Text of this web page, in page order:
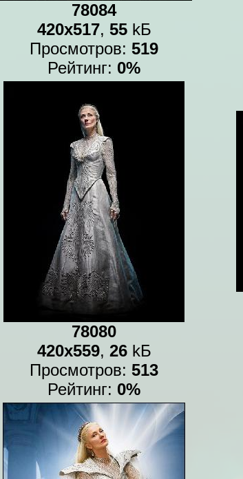
78084
420x517, 55kБ
Просмотров: 519
Рейтинг: 0%
78080
420x559, 26kБ
Просмотров: 513
Рейтинг: 0%